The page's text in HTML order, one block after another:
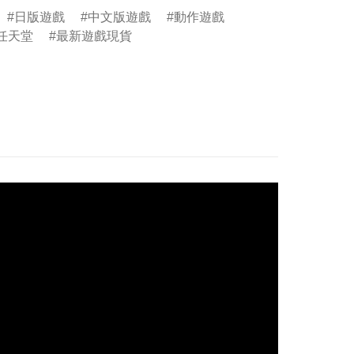
日版遊戲 中文版遊戲
動作遊戲
天堂
最新遊戲現貨